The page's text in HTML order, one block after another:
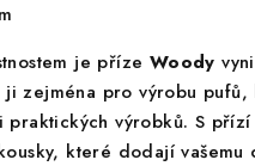
je příze Woody
ji zejména pro výrobu
praktických výrobků. S přízí
které dodají